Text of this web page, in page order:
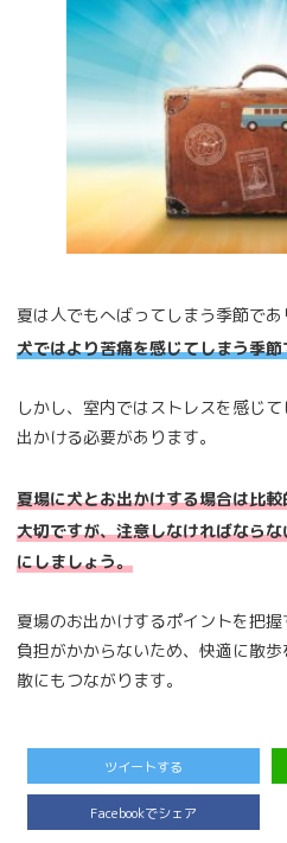
夏は人でもへばってしまう季節であ
犬ではより苦痛を感じてしまう季節
しかし、室内ではストレスを感じ
出かける必要があります。
夏場に犬とお出かけする場合は比
大切ですが、注意しなければなら
にしましょう。
夏場のお出かけするポイントを把
負担がかからないため、快適に散
散にもつながります。
ツイートする
Facebookでシェア